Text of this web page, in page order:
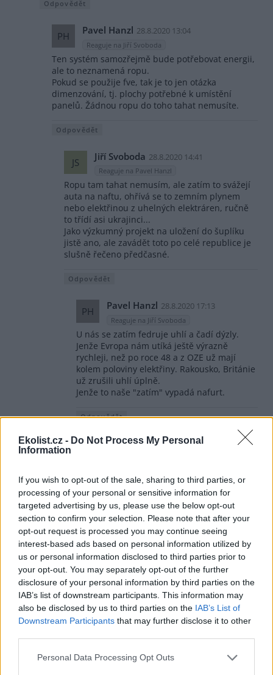
Ekolist.cz - Do Not Process My Personal
Information
If you wish to opt-out of the sale, sharing to third parties, or
processing of your personal or sensitive information for
targeted advertising by us, please use the below opt-out
section to confirm your selection. Please note that after your
opt-out request is processed you may continue seeing
interest-based ads based on personal information utilized by
us or personal information disclosed to third parties prior to
your opt-out. You may separately opt-out of the further
disclosure of your personal information by third parties on the
IAB’s list of downstream participants. This information may
also be disclosed by us to third parties on the IAB’s List of
Downstream Participants that may further disclose it to other
Personal Data Processing Opt Outs
Odpovědět
PH Pavel Hanzl 28.8.2020 13:04
Reaguje na Jiří Svoboda
Ten systém samozřejmě bude potřebovat energii,
ale to neznamená ropu.
Pokud se použije fve, tak je to jen otázka
dimenzování, tj. plochy potřebné k umístění
panelů. Žádnou ropu do toho tahat nemusíte.
Odpovědět
JS Jiří Svoboda 28.8.2020 14:41
Reaguje na Pavel Hanzl
Ropu tam tahat nemusím, ale zatím to svážejí
auta na naftu, ohřívá se to zemním plynem
nebo elektřinou z uhelných elektráren, ručně
to třídí asi ukrajinci...
Jako výzkumný projekt na uložení do šuplíku
jistě ano, ale zavádět toto po celé republice je
slušně řečeno předčasné.
Odpovědět
PH Pavel Hanzl 28.8.2020 17:13
Reaguje na Jiří Svoboda
U nás se zatím fedruje uhlí a čadí dýzly.
Jenže Evropa nám utíká ještě výrazně
rychleji, než po roce 48 a z OZE už mají
kolem poloviny elektřiny. Rakousko, Británie
už zrušili uhlí úplně.
Jenže to naše "zatím" vypadá nafurt.
Odpovědět
JD Jiří Daneš 28.8.2020 19:28 Reaguje na Pavel Hanzl
Odpovědět
PH Pavel Hanzl 28.8.2020 21:54 Reaguje na Jiří Daneš
Samozřejmě je to čistá lež, jak dycky.
JŠ Jan Šimůnek 29.8.2020 06:53 Reaguje na Pavel Hanzl
V Rakousku uhlí opravdu nemají a ve Velké Británii
mají jen nekvalitní s vysokým podílem síry, navíc většinu
dolů už vyčerpali.
Dukovan) A Velká Británie má jaderné elektrárny a vozí si
"ekologickou" štěpku přes půl zeměkoule.